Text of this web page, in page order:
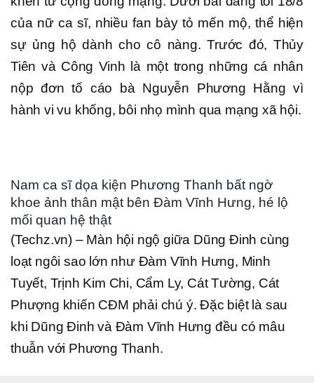
của nữ ca sĩ, nhiều fan bày tỏ mến mộ, thể hiện
sự ủng hộ dành cho cô nàng. Trước đó, Thủy
Tiên và Công Vinh là một trong những cá nhân
nộp đơn tố cáo bà Nguyễn Phương Hằng vì
hành vi vu khống, bôi nhọ mình qua mạng xã hội.
Nam ca sĩ dọa kiện Phương Thanh bất ngờ
khoe ảnh thân mật bên Đàm Vĩnh Hưng, hé lộ
mối quan hệ thật
(Techz.vn) – Màn hội ngộ giữa Dũng Đinh cùng
loạt ngôi sao lớn như Đàm Vĩnh Hưng, Minh
Tuyết, Trịnh Kim Chi, Cẩm Ly, Cát Tường, Cát
Phượng khiến CĐM phải chú ý. Đặc biệt là sau
khi Dũng Đinh và Đàm Vĩnh Hưng đều có mâu
thuẫn với Phương Thanh.